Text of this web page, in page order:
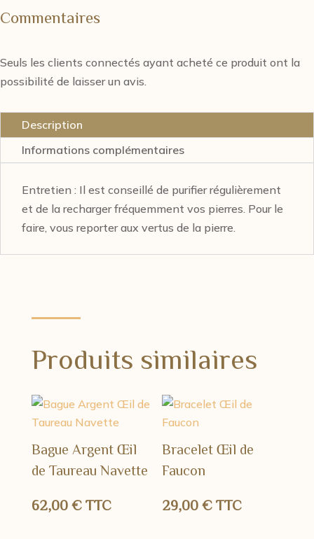
Commentaires
Seuls les clients connectés ayant acheté ce produit ont la
possibilité de laisser un avis.
Description
Informations complémentaires
Entretien : Il est conseillé de purifier régulièrement
et de la recharger fréquemment vos pierres. Pour le
faire, vous reporter aux vertus de la pierre.
Produits similaires
Bague Argent Œil
de Taureau Navette
62,00 € TTC
Bracelet Œil de
Faucon
29,00€ TTC